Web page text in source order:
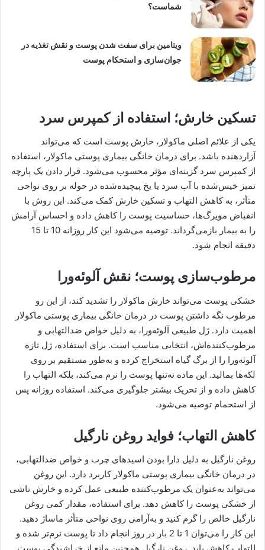
شماست؟
ویتامین برای سفت شدن پوست و نقش تغذیه در
جوان‌سازی و استحکام پوست
تسکین خارش؛ استفاده از کمپرس سرد
یکی از علائم اصلی ماکولار، خارش پوست است که می‌تواند
آزاردهنده باشد. برای درمان خانگی بیماری پوستی ماکولار، استفاده
از کمپرس سرد گزینه‌ای مؤثر محسوب می‌شود. قرار دادن یک پارچه
تمیز خیس‌شده با آب سرد یا یخ پیچیده‌شده در حوله بر روی نواحی
متأثر، به کاهش التهاب و تسکین خارش کمک می‌کند. این روش با
انقباض مویرگ‌ها، حساسیت پوست را کاهش داده و احساس آرامش
را به بیمار بازمی‌گرداند. توصیه می‌شود این کار روزانه 10 تا 15
دقیقه انجام شود.
مرطوب‌سازی پوست؛ نقش آلوئه‌ورا
خشکی پوست می‌تواند خارش ماکولار را تشدید کند، از این رو
مرطوب نگه داشتن پوست در درمان خانگی بیماری پوستی ماکولار
اهمیت دارد. ژل طبیعی آلوئه‌ورا، به دلیل خواص ضدالتهابی و
مرطوب‌کننده‌اش، انتخابی مناسب است. برای استفاده، ژل تازه
آلوئه‌ورا را از برگ گیاه استخراج کرده و به‌طور مستقیم بر روی
لکه‌ها بمالید. این ماده نه‌تنها پوست را نرم می‌کند، بلکه التهاب را
کاهش داده و از تحریک بیشتر جلوگیری می‌کند. استفاده روزانه پس
از استحمام توصیه می‌شود.
کاهش التهاب؛ فواید روغن نارگیل
روغن نارگیل به دلیل دارا بودن اسیدهای چرب و خواص ضدالتهابی،
در درمان خانگی بیماری پوستی ماکولار کاربرد دارد. این روغن
می‌تواند به‌عنوان یک مرطوب‌کننده طبیعی عمل کرده و خارش ناشی
از خشکی پوست را کاهش دهد. برای استفاده، مقدار کمی روغن
نارگیل خالص را گرم کنید و به‌آرامی روی نواحی متأثر ماساژ دهید.
این کار را می‌توان 1 تا 2 بار در روز انجام داد تا پوست نرم‌تر شده و